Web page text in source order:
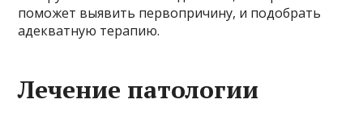
поможет выявить первопричину, и подобрать
адекватную терапию.
Лечение патологии